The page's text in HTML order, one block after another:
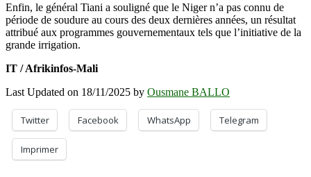
Enfin, le général Tiani a souligné que le Niger n’a pas connu de
période de soudure au cours des deux dernières années, un résultat
attribué aux programmes gouvernementaux tels que l’initiative de la
grande irrigation.
IT / Afrikinfos-Mali
Last Updated on 18/11/2025 by Ousmane BALLO
Twitter Facebook WhatsApp Telegram
Imprimer